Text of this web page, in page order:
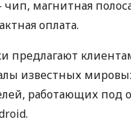
магнитная
оплата.
предлагают
известных
работающих под